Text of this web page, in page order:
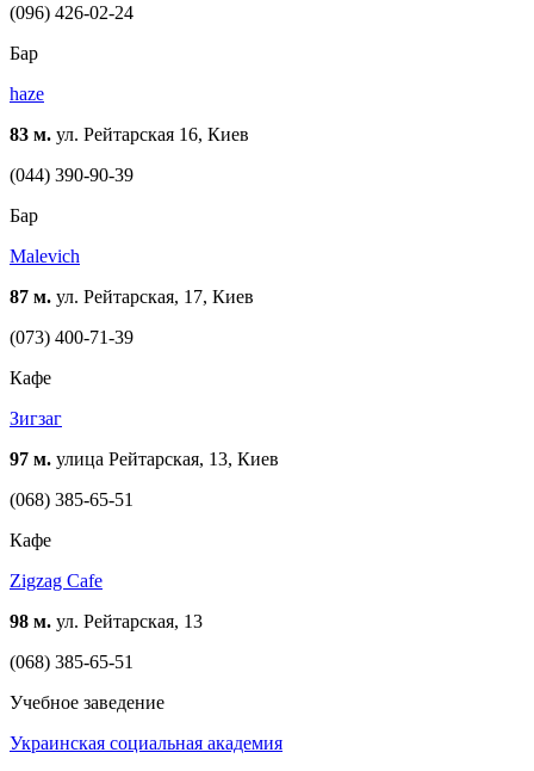
(096) 426-02-24
Бар
haze
83 м. ул. Рейтарская 16, Киев
(044) 390-90-39
Бар
Malevich
87 м. ул. Рейтарская, 17, Киев
(073) 400-71-39
Кафе
Зигзаг
97 м. улица Рейтарская, 13, Киев
(068) 385-65-51
Кафе
Zigzag Cafe
98 м. ул. Рейтарская, 13
(068) 385-65-51
Учебное заведение
Украинская социальная академия